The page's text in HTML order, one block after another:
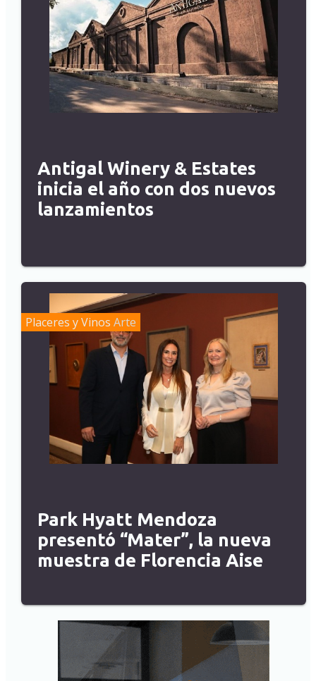
Antigal Winery & Estates
inicia el año con dos nuevos
lanzamientos
Placeres y Vinos Arte
Park Hyatt Mendoza
presentó “Mater”, la nueva
muestra de Florencia Aise